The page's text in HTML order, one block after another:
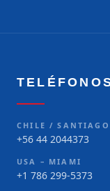
CHILE / SANTIAGO
+56 44 2044373
USA – MIAMI
+1 786 299-5373